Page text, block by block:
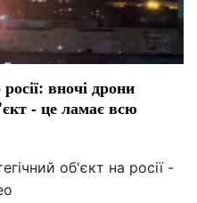
вночі дрони
- це ламає всю
об'єкт на росії -